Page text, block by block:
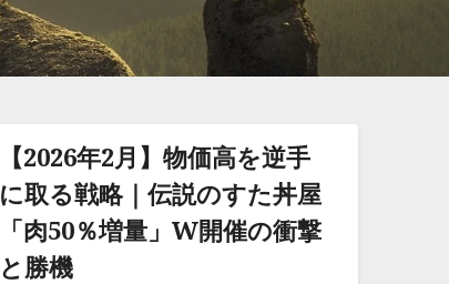
【2026年2月】物価高を逆手
に取る戦略｜伝説のすた丼屋
「肉50％増量」W開催の衝撃
と勝機